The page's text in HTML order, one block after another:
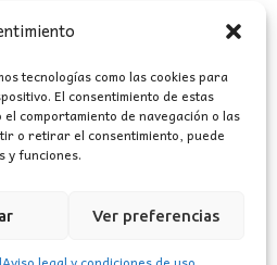
tecnologías como las cookies para
El consentimiento de estas
comportamiento de navegación o las
o retirar el consentimiento, puede
y funciones.
Ver preferencias